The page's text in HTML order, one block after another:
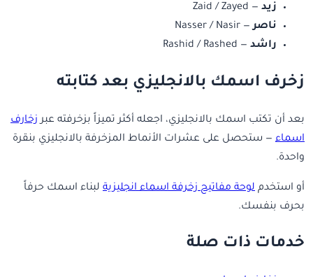
زيد — Zaid / Zayed
ناصر— Nasser / Nasir
راشد — Rashid / Rashed
زخرف اسمك بالانجليزي بعد كتابته
بعد أن تكتب اسمك بالانجليزي، اجعله أكثر تميزاً بزخرفته عبرزخارف
اسماء — ستحصل على عشرات الأنماط المزخرفة بالانجليزي بنقرة
واحدة.
أو استخدم لوحة مفاتيح زخرفة اسماء انجليزية لبناء اسمك حرفاً
بحرف بنفسك.
خدمات ذات صلة